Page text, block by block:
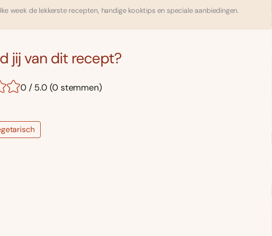
week de lekkerste recepten, handige kooktips en speciale aanbiedingen.
jij van dit recept?
0 / 5.0 (0 stemmen)